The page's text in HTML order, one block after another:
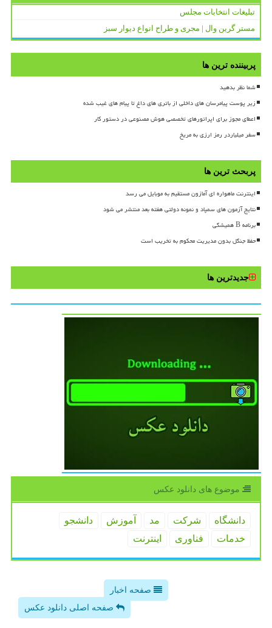
تبلیغات انتخابات مجلس
مستر گرین وال | مجری و طراح انواع دیوار سبز
پربیننده ترین ها
شما نظر بدهید
زیر پوست پیامرسان های داخلی از باتری های داغ تا پیام های غیب شده
اعطای مجوز برای اپراتورهای تخصصی هوش مصنوعی در دستور کار
سفر میلیاردر رمز ارزی به مریخ
پربحث ترین ها
اینترنت ماهواره ای آمازون مستقیم به موبایل می رسد
نتایج آزمون های سمپاد و نمونه دولتی هفته بعد منتشر می شود
برنامه B همیشگی
حفظ جنگل بدون مدیریت محکوم به تخریب است
جدیدترین ها
موضوع های دانلود عكس
دانشگاه شركت مد آموزش
دانشجو
خدمات
فناوری اینترنت
صفحه اخبار
صفحه اصلی دانلود عکس